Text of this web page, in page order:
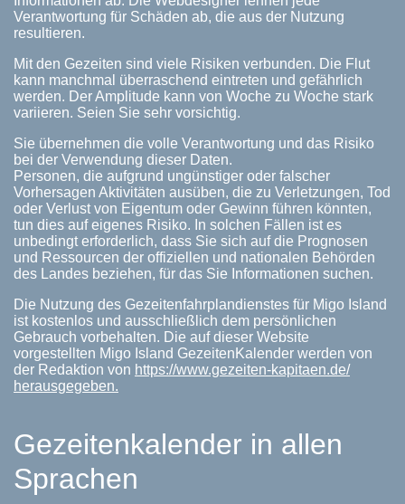
Verantwortung für Schäden ab, die aus der Nutzung
resultieren.
Mit den Gezeiten sind viele Risiken verbunden. Die Flut
kann manchmal überraschend eintreten und gefährlich
werden. Der Amplitude kann von Woche zu Woche stark
variieren. Seien Sie sehr vorsichtig.
Sie übernehmen die volle Verantwortung und das Risiko
bei der Verwendung dieser Daten.
Personen, die aufgrund ungünstiger oder falscher
Vorhersagen Aktivitäten ausüben, die zu Verletzungen, Tod
oder Verlust von Eigentum oder Gewinn führen könnten,
tun dies auf eigenes Risiko. In solchen Fällen ist es
unbedingt erforderlich, dass Sie sich auf die Prognosen
und Ressourcen der offiziellen und nationalen Behörden
des Landes beziehen, für das Sie Informationen suchen.
Die Nutzung des Gezeitenfahrplandienstes für Migo Island
ist kostenlos und ausschließlich dem persönlichen
Gebrauch vorbehalten. Die auf dieser Website
vorgestellten Migo Island GezeitenKalender werden von
der Redaktion von https://www.gezeiten-kapitaen.de/
herausgegeben.
Gezeitenkalender in allen
Sprachen